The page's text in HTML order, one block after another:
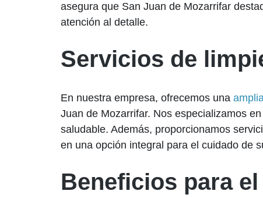
asegura que San Juan de Mozarrifar
atención al detalle.
Servicios de
En nuestra empresa, ofrecemos una
Juan de Mozarrifar. Nos especializamos
saludable. Además, proporcionamos
en una opción integral para el cuidado de
Beneficios para